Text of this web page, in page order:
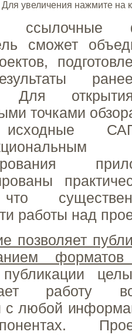
Для увеличения нажмите на
ссылочные
сможет
Для
точками
работы над
позволяет
работу
с любой